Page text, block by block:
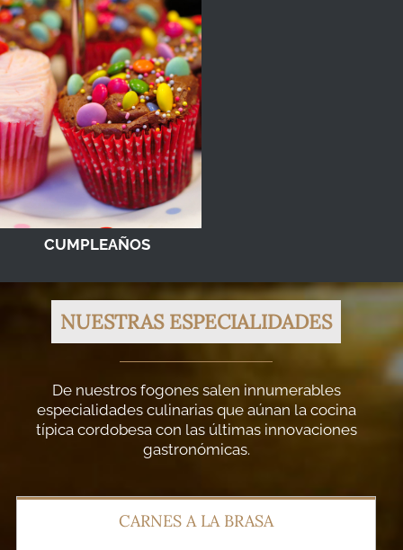
CUMPLEAÑOS
NUESTRAS ESPECIALIDADES
De nuestros fogones salen innumerables
especialidades culinarias que aúnan la cocina
típica cordobesa con las últimas innovaciones
gastronómicas.
CARNES A LA BRASA